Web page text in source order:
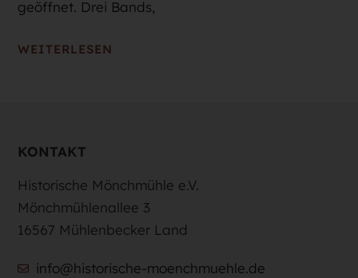
geöffnet. Drei Bands,
WEITERLESEN
KONTAKT
Historische Mönchmühle e.V.
Mönchmühlenallee 3
16567 Mühlenbecker Land
info@historische-moenchmuehle.de